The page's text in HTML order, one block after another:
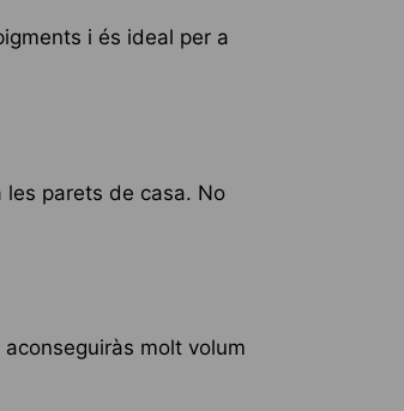
i és ideal per a
les parets de casa. No
molt volum